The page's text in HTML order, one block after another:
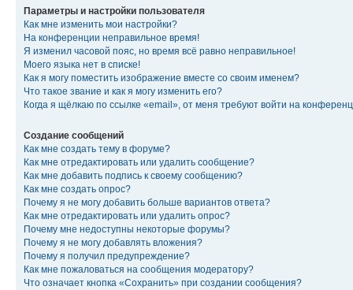
Параметры и настройки пользователя
Как мне изменить мои настройки?
На конференции неправильное время!
Я изменил часовой пояс, но время всё равно неправильное!
Моего языка нет в списке!
Как я могу поместить изображение вместе со своим именем?
Что такое звание и как я могу изменить его?
Когда я щёлкаю по ссылке «email», от меня требуют войти на
Создание сообщений
Как мне создать тему в форуме?
Как мне отредактировать или удалить сообщение?
Как мне добавить подпись к своему сообщению?
Как мне создать опрос?
Почему я не могу добавить больше вариантов ответа?
Как мне отредактировать или удалить опрос?
Почему мне недоступны некоторые форумы?
Почему я не могу добавлять вложения?
Почему я получил предупреждение?
Как мне пожаловаться на сообщения модератору?
Что означает кнопка «Сохранить» при создании сообщения?